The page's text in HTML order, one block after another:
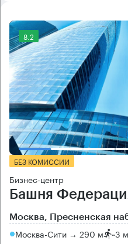
8.2
БЕЗ КОМИССИИ
Бизнес-центр
Башня
Москва, Пресненская
Москва-Сити → 290 м ~3